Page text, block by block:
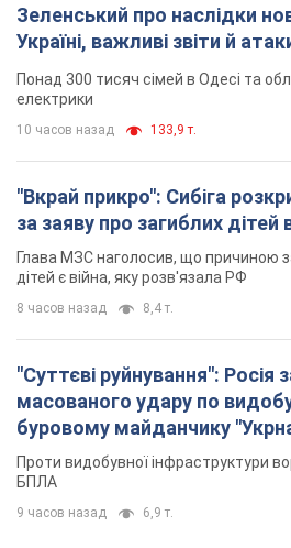
8 часов назад 8,4 т.
"Суттєві руйнування": Росія
масованого удару по
буровому майданчику
БПЛА
9 часов назад 6,9 т.